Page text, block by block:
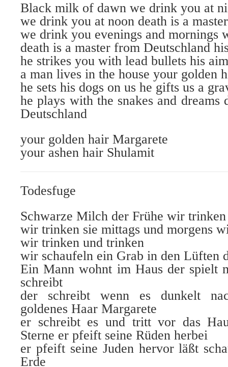
Black milk of dawn we drink you at
we drink you at noon death is a
we drink you evenings and mornings
death is a master from Deutschland
he strikes you with lead bullets his
a man lives in the house your golden
he sets his dogs on us he gifts us a
he plays with the snakes and dreams
Deutschland
your golden hair Margarete
your ashen hair Shulamit
Todesfuge
Schwarze Milch der Frühe wir trinken
wir trinken sie mittags und morgens
wir trinken und trinken
wir schaufeln ein Grab in den Lüften
Ein Mann wohnt im Haus der spielt
schreibt
der schreibt wenn es dunkelt
goldenes Haar Margarete
er schreibt es und tritt vor das
Sterne er pfeift seine Rüden herbei
er pfeift seine Juden hervor läßt
Erde